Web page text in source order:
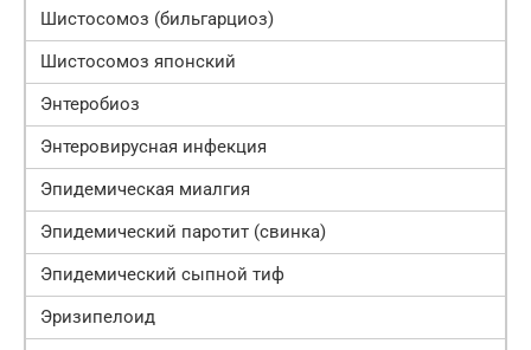
Шистосомоз (бильгарциоз)
Шистосомоз японский
Энтеробиоз
Энтеровирусная инфекция
Эпидемическая миалгия
Эпидемический паротит (свинка)
Эпидемический сыпной тиф
Эризипелоид